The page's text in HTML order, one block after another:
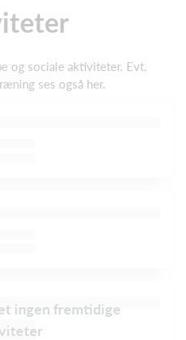
og sociale aktiviteter. Evt.
ses også her.
ingen fremtidige